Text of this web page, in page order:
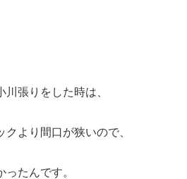
川張りをした時は、
クより間口が狭いので、
たんです。